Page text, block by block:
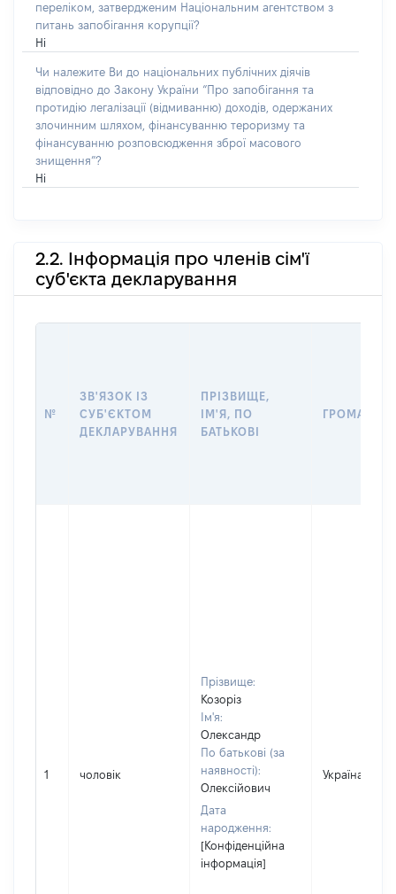
переліком, затвердженим Національним агентством з
питань запобігання корупції?
Ні
Чи належите Ви до національних публічних діячів
відповідно до Закону України “Про запобігання та
протидію легалізації (відмиванню) доходів, одержаних
злочинним шляхом, фінансуванню тероризму та
фінансуванню розповсюдження зброї масового
знищення”?
Ні
2.2. Інформація про членів сім'ї
суб'єкта декларування
№
ЗВ'ЯЗОК ІЗ
СУБ'ЄКТОМ
ДЕКЛАРУВАННЯ
ПРІЗВИЩЕ,
ІМ'Я, ПО
БАТЬКОВІ
1 чоловік
Прізвище:
Козоріз
Ім'я:
Олександр
По батькові (за
наявності):
Олексійович
Дата
народження:
[Конфіденційна
інформація]
Україна